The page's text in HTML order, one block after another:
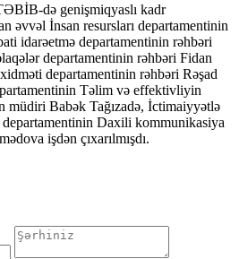
də genişmiqyaslı kadr
əvvəl İnsan resursları departamentinin
idarəetmə departamentinin rəhbəri
departamentinin rəhbəri Fidan
departamentinin rəhbəri Rəşad
Təlim və effektivliyin
müdiri Babək Tağızadə, İctimaiyyətlə
Daxili kommunikasiya
işdən çıxarılmışdı.